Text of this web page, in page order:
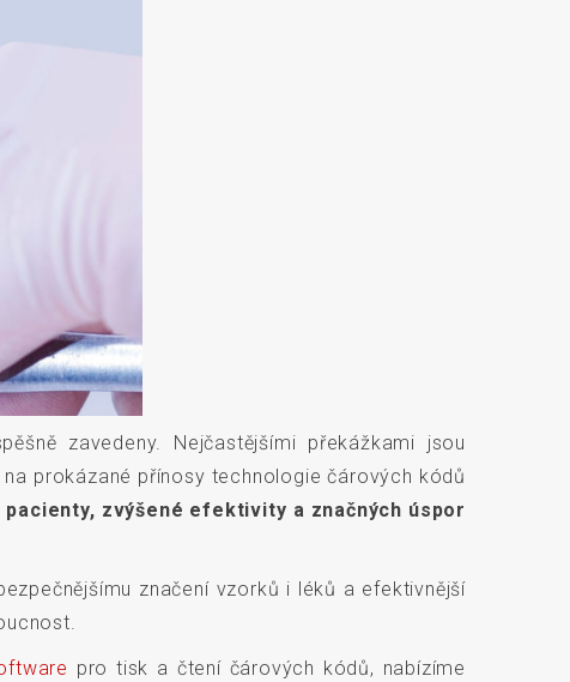
zavedeny. Nejčastějšími překážkami jsou
prokázané přínosy technologie čárových kódů
pacienty, zvýšené efektivity a značných úspor
značení vzorků i léků a efektivnější
pro tisk a čtení čárových kódů, nabízíme